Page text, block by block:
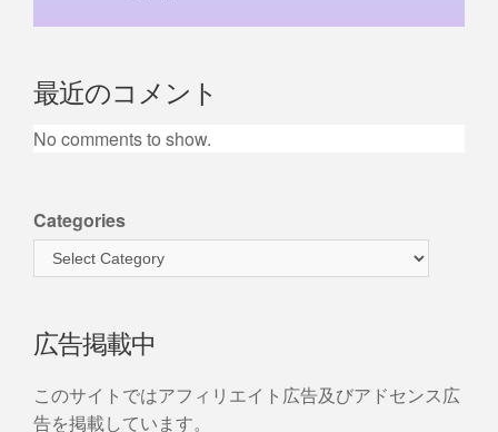
最近のコメント
No comments to show.
Categories
広告掲載中
このサイトではアフィリエイト広告及びアドセンス広
告を掲載しています。